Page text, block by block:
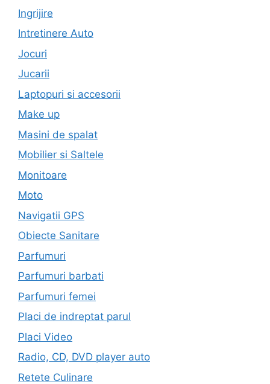
Ingrijire
Intretinere Auto
Jocuri
Jucarii
Laptopuri si accesorii
Make up
Masini de spalat
Mobilier si Saltele
Monitoare
Moto
Navigatii GPS
Obiecte Sanitare
Parfumuri
Parfumuri barbati
Parfumuri femei
Placi de indreptat parul
Placi Video
Radio, CD, DVD player auto
Retete Culinare